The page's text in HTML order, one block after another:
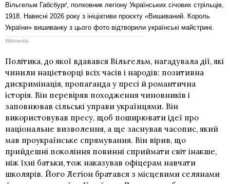
Вільгельм Габсбурґ, полковник легіону Українських січових стрільців,
1918. Навесні 2026 року з ініціативи проєкту «Вишиваний. Король
України» вишиванку з цього фото відтворили українські майстрині.
Wikimedia
Політика, до якої вдавався Вільгельм, нагадувала дії, які
чинили націєтворці всіх часів і народів: позитивна
дискримінація, пропаганда у пресі й романтична
історія. Він перевіряв походження чиновників і
заповнював сільські управи українцями. Він
використовував пресу, щоб поширювати ідеї про
національне визволення, а ще заснував часопис, який
мав проукраїнське спрямування. Він вірив, що
прийдешні покоління повинні сприймати світ інакше,
ніж їхні батьки, тож наказував офіцерам навчати
школярів. Його Легіон братався з місцевими селянами